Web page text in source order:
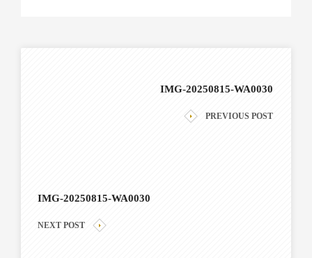
IMG-20250815-WA0030
PREVIOUS POST
IMG-20250815-WA0030
NEXT POST